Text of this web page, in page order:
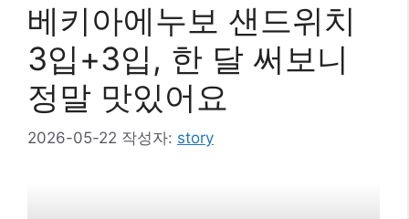
베키아에누보 샌드위치
3입+3입, 한 달 써보니
정말 맛있어요
2026-05-22 작성자: story